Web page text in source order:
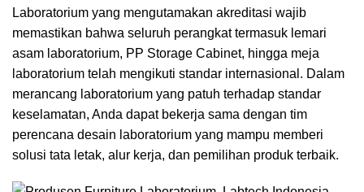
Laboratorium yang mengutamakan akreditasi wajib
memastikan bahwa seluruh perangkat termasuk lemari
asam laboratorium, PP Storage Cabinet, hingga meja
laboratorium telah mengikuti standar internasional. Dalam
merancang laboratorium yang patuh terhadap standar
keselamatan, Anda dapat bekerja sama dengan tim
perencana desain laboratorium yang mampu memberi
solusi tata letak, alur kerja, dan pemilihan produk terbaik.